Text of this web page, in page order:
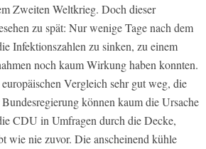
Zweiten Weltkrieg. Doch dieser
zu spät: Nur wenige Tage nach dem
Infektionszahlen zu sinken, zu einem
noch kaum Wirkung haben konnten.
Vergleich sehr gut weg, die
können kaum die Ursache
CDU in Umfragen durch die Decke,
wie nie zuvor. Die anscheinend kühle